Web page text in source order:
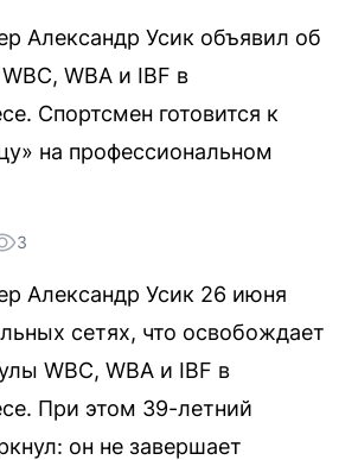
Александр Усик объявил об
WBA и IBF в
Спортсмен готовится к
на профессиональном
3
Александр Усик 26 июня
сетях, что освобождает
WBC, WBA и IBF в
При этом 39-летний
он не завершает